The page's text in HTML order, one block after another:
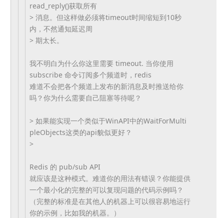
read_ reply()获取所有
> 消息。但这样做必须将timeout时间缩短到10秒
内， 不然通知延迟周
> 期太长。
我不明白为什么你这里需要 timeout. 当你使用
subscribe 命令订阅多个频道时，redis
难道不会把各个频道上发布的新消息及时推送给你
吗？ 你为什么需要自己阻塞等待呢？
> 如果能实现一个类似于WinAPI中的WaitForMulti
pleObjects这类的api貌似更好？
>
Redis 的 pub/sub API
就应该是这种模式。难道你的用法有错误？ 你能提供
一个最小化的完整的可以复现问题的代码示例吗？
（完整的标准是在其他人的机器上可以很容易地运行
你的示例， 比如我的机器。）